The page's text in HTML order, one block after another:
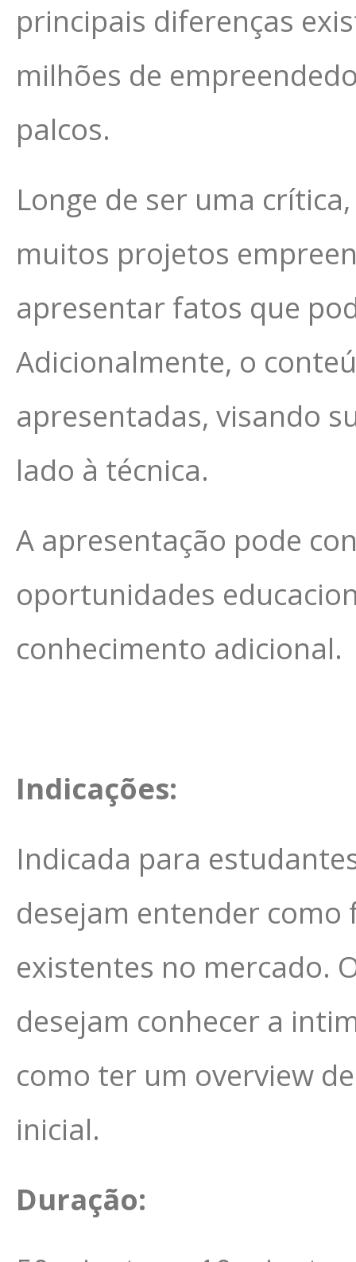
principais diferenças
milhões de
palcos.
Longe de ser uma
muitos projetos
apresentar fatos que
Adicionalmente, o
apresentadas, visando
lado à técnica.
A apresentação pode
oportunidades
conhecimento adicional.
Indicações:
Indicada para
desejam entender como
existentes no mercado.
desejam conhecer a
como ter um overview
inicial.
Duração: